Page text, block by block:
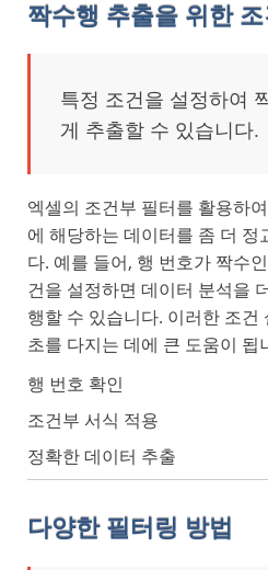
짝수행 추출을 위한
특정 조건을 설정하여
게 추출할 수 있습니다.
엑셀의 조건부 필터를 활용하
에 해당하는 데이터를 좀 더 정
다. 예를 들어, 행 번호가 짝수
건을 설정하면 데이터 분석을
행할 수 있습니다. 이러한 조건
초를 다지는 데에 큰 도움이 됩
행 번호 확인
조건부 서식 적용
정확한 데이터 추출
다양한 필터링 방법